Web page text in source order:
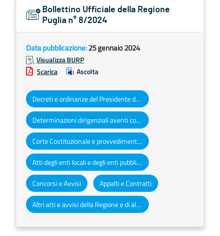
Bollettino Ufficiale della Regione
Puglia n° 8/2024
Data pubblicazione:25 gennaio 2024
Visualizza BURP
Scarica
Ascolta
Decreti e ordinanze del Presidente della Giunta regionale
Determinazioni dirigenziali aventi contenuto di interesse generale
Corte Costituzionale e provvedimenti organi giurisdizionali
Atti degli enti locali e degli enti pubblici e privati
Concorsi e Avvisi Appalti e Contratti
Altri atti e avvisi della Regione e di altri enti pubblici che interessano la collettività regionale